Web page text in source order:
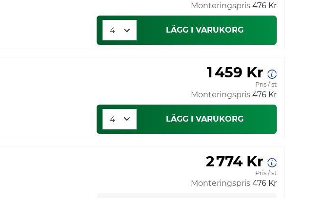
Monteringspris 476 Kr
LÄGG I VARUKORG
1 459 Kr
Pris / st
Monteringspris 476 Kr
LÄGG I VARUKORG
2 774 Kr
Pris / st
Monteringspris 476 Kr